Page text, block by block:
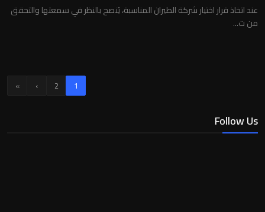
عند اتخاذ قرار اختيار شركة الطيران المناسبة، يُنصح بالنظر في سمعتها والتحقق
من ت...
1
2
›
»
Follow Us